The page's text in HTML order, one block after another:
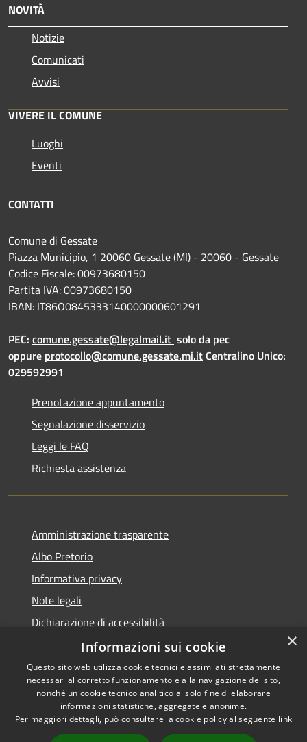
NOVITÀ
Notizie
Comunicati
Avvisi
VIVERE IL COMUNE
Luoghi
Eventi
CONTATTI
Comune di Gessate
Piazza Municipio, 1 20060 Gessate (MI) - 20060 - Gessate
Codice Fiscale: 00973680150
Partita IVA: 00973680150
IBAN: IT86O0845333140000000601291
PEC: comune.gessate@legalmail.it solo da pec
oppure protocollo@comune.gessate.mi.itCentralino Unico:
029592991
Prenotazione appuntamento
Segnalazione disservizio
Leggi le FAQ
Richiesta assistenza
Amministrazione trasparente
Albo Pretorio
Informativa privacy
Note legali
Dichiarazione di accessibilità
Dichiarazione di accessibilità dal 2025
RSS
Accessibilità
Copyright © 2026 • Comune di
Gessate • Powered by
×
Informazioni sui cookie
Questo sito web utilizza cookie tecnici e assimilati strettamente
necessari al corretto funzionamento e alla navigazione del sito,
nonché un cookie tecnico analitico al solo fine di elaborare
informazioni statistiche, aggregate e anonime.
Per maggiori dettagli, può consultare la cookie policy al seguente link